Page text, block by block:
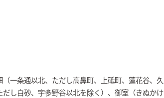
一条通以北、ただし高鼻町、上砥町、蓮花谷、久
し白砂、宇多野谷以北を除く）、御室（きぬかけ